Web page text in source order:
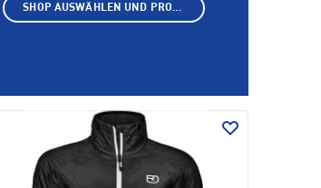
SHOP AUSWÄHLEN UND PRODUKTE ANZEIGEN